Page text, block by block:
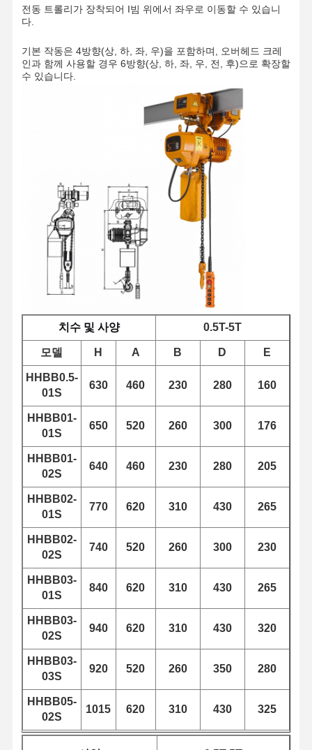
홈
공장 투어
모든 케이스
크레인 바퀴
크레인 후크
엔드 캐리지
크레인 롤리 블록
전동 트롤리가 장착되어 I빔 위에서 좌우로 이동할 수 있습니
다.
기본 작동은 4방향(상, 하, 좌, 우)을 포함하며, 오버헤드 크레
인과 함께 사용할 경우 6방향(상, 하, 좌, 우, 전, 후)으로 확장할
수 있습니다.
치수 및 사양 0.5T-5T
모델 H A B D E
HHBB0.5-
01S
630 460 230 280 160
HHBB01-
01S
650 520 260 300 176
HHBB01-
02S
640 460 230 280 205
HHBB02-
01S
770 620 310 430 265
HHBB02-
02S
740 520 260 300 230
HHBB03-
01S
840 620 310 430 265
HHBB03-
02S
940 620 310 430 320
HHBB03-
03S
920 520 260 350 280
HHBB05-
02S
1015 620 310 430 325